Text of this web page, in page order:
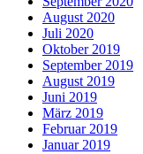
August 2020
Juli 2020
Oktober 2019
September 2019
August 2019
Juni 2019
März 2019
Februar 2019
Januar 2019